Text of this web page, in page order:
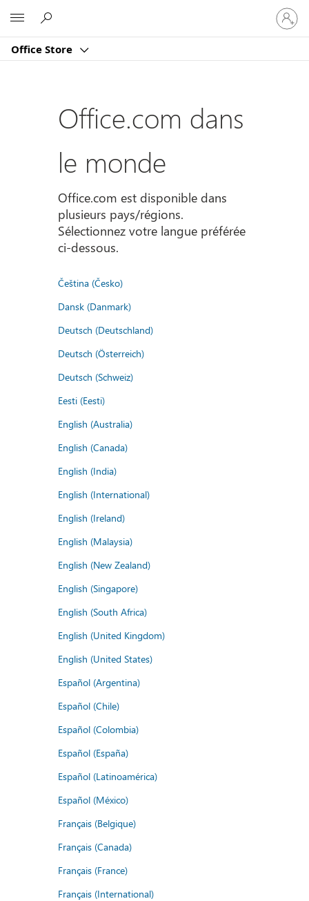
Office Store
vous
à
compte
Office.com dans
le monde
Office.com est disponible dans
plusieurs pays/régions.
Sélectionnez votre langue préférée
ci-dessous.
Čeština (Česko)
Dansk (Danmark)
Deutsch (Deutschland)
Deutsch (Österreich)
Deutsch (Schweiz)
Eesti (Eesti)
English (Australia)
English (Canada)
English (India)
English (International)
English (Ireland)
English (Malaysia)
English (New Zealand)
English (Singapore)
English (South Africa)
English (United Kingdom)
English (United States)
Español (Argentina)
Español (Chile)
Español (Colombia)
Español (España)
Español (Latinoamérica)
Español (México)
Français (Belgique)
Français (Canada)
Français (France)
Français (International)